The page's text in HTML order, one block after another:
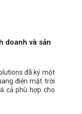
doanh và sản
đã ký một
điện mặt trời
cả phù hợp cho